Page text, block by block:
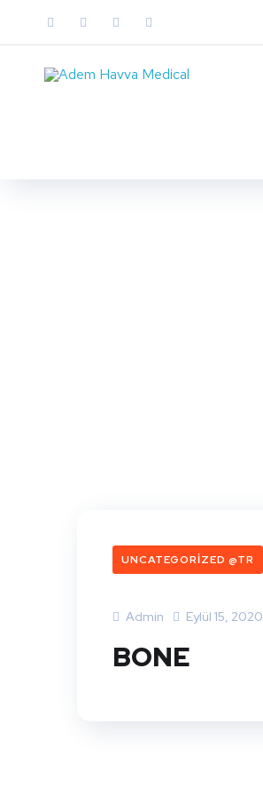
UNCATEGORIZED @TR
Admin Eylül 15, 2020
BONE